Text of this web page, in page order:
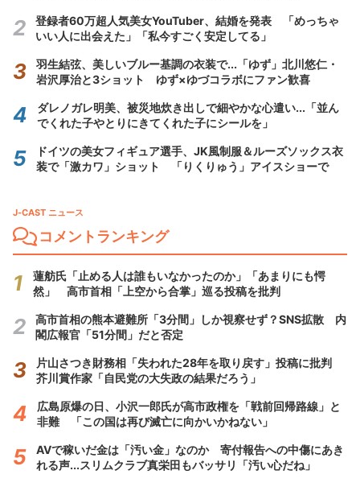
登録者60万超人気美女YouTuber、結婚を発表 「めっちゃ
いい人に出会えた」「私今すごく安定してる」
羽生結弦、美しいブルー基調の衣装で...「ゆず」北川悠仁・
岩沢厚治と3ショット ゆず×ゆづコラボにファン歓喜
ダレノガレ明美、被災地炊き出しで細やかな心遣い...「並ん
でくれた子やとりにきてくれた子にシールを」
ドイツの美女フィギュア選手、JK風制服＆ルーズソックス衣
装で「激カワ」ショット 「りくりゅう」アイスショーで
J-CAST ニュース
コメントランキング
蓮舫氏「止める人は誰もいなかったのか」「あまりにも愕
然」 高市首相「上空から合掌」巡る投稿を批判
高市首相の熊本避難所「3分間」しか視察せず？SNS拡散 内
閣広報官「51分間」だと否定
片山さつき財務相「失われた28年を取り戻す」投稿に批判
芥川賞作家「自民党の大失政の結果だろう」
広島原爆の日、小沢一郎氏が高市政権を「戦前回帰路線」と
非難 「この国は再び滅亡に向かいかねない」
AVで稼いだ金は「汚い金」なのか 寄付報告への中傷にあき
れる声...スリムクラブ真栄田もバッサリ「汚い心だね」